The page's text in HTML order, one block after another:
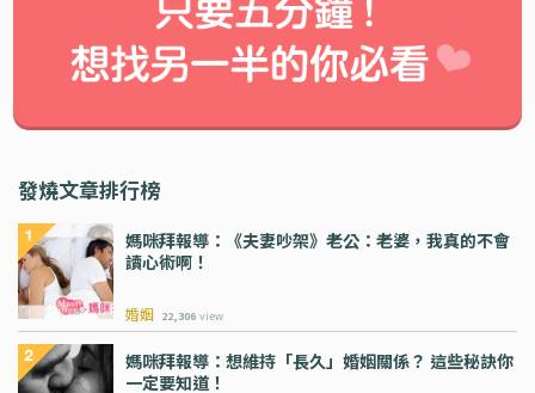
發燒文章排行榜
媽咪拜報導：《夫妻吵架》老公：老婆，我真的不會
讀心術啊！
婚姻 22,306 view
媽咪拜報導：想維持「長久」婚姻關係？ 這些秘訣你
一定要知道！